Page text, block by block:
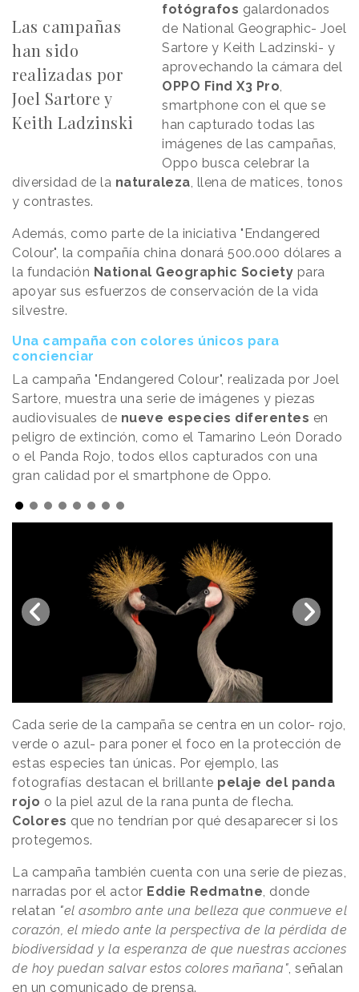
Las campañas
han sido
realizadas por
Joel Sartore y
Keith Ladzinski
fotógrafos galardonados
de National Geographic- Joel
Sartore y Keith Ladzinski- y
aprovechando la cámara del
OPPO Find X3 Pro,
smartphone con el que se
han capturado todas las
imágenes de las campañas,
Oppo busca celebrar la
diversidad de la naturaleza, llena de matices, tonos
y contrastes.
Además, como parte de la iniciativa "Endangered
Colour", la compañía china donará 500.000 dólares a
la fundación National Geographic Society para
apoyar sus esfuerzos de conservación de la vida
silvestre.
Una campaña con colores únicos para
concienciar
La campaña "Endangered Colour", realizada por Joel
Sartore, muestra una serie de imágenes y piezas
audiovisuales de nueve especies diferentes en
peligro de extinción, como el Tamarino León Dorado
o el Panda Rojo, todos ellos capturados con una
gran calidad por el smartphone de Oppo.
Cada serie de la campaña se centra en un color- rojo,
verde o azul- para poner el foco en la protección de
estas especies tan únicas. Por ejemplo, las
fotografías destacan el brillante pelaje del panda
rojo o la piel azul de la rana punta de flecha.
Colores que no tendrían por qué desaparecer si los
protegemos.
La campaña también cuenta con una serie de piezas,
narradas por el actor Eddie Redmatne, donde
relatan "el asombro ante una belleza que conmueve el
corazón, el miedo ante la perspectiva de la pérdida de
biodiversidad y la esperanza de que nuestras acciones
de hoy puedan salvar estos colores mañana", señalan
en un comunicado de prensa.